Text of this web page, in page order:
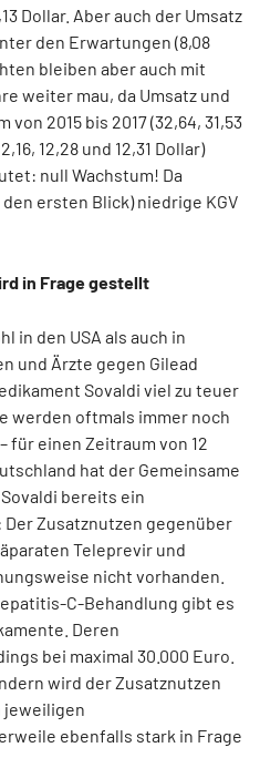
Dollar. Aber auch der Umsatz
den Erwartungen (8,08
bleiben aber auch mit
weiter mau, da Umsatz und
2015 bis 2017 (32,64, 31,53
12,28 und 12,31 Dollar)
null Wachstum! Da
ersten Blick) niedrige KGV
in Frage gestellt
in den USA als auch in
und Ärzte gegen Gilead
Sovaldi viel zu teuer
werden oftmals immer noch
für einen Zeitraum von 12
hat der Gemeinsame
bereits ein
Zusatznutzen gegenüber
Teleprevir und
nicht vorhanden.
C-Behandlung gibt es
Deren
bei maximal 30.000 Euro.
wird der Zusatznutzen
jeweiligen
ebenfalls stark in Frage